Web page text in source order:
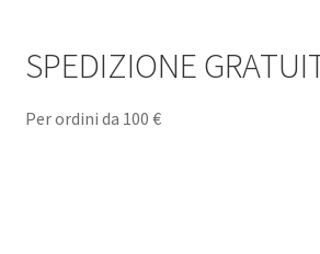
SPEDIZIONE
Per ordini da 100 €